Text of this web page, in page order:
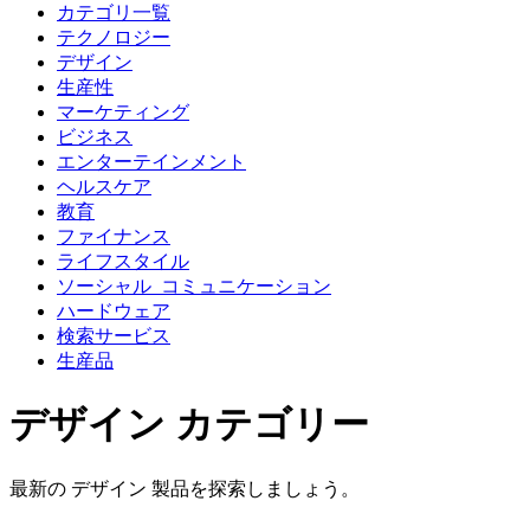
カテゴリ一覧
テクノロジー
デザイン
生産性
マーケティング
ビジネス
エンターテインメント
ヘルスケア
教育
ファイナンス
ライフスタイル
ソーシャル_コミュニケーション
ハードウェア
検索サービス
生産品
デザイン カテゴリー
最新の デザイン 製品を探索しましょう。